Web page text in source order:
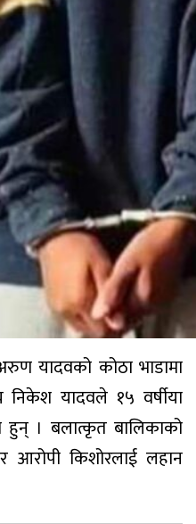
यादवको कोठा भाडामा
यादवले १५ वर्षीया
हुन् । बलात्कृत बालिकाको
आरोपी किशोरलाई लहान